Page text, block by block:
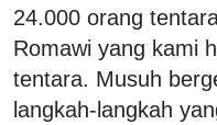
24.000 orang
Romawi yang kami
tentara. Musuh
langkah-langkah